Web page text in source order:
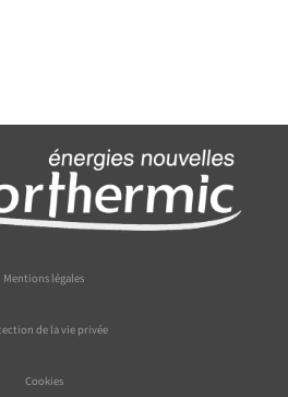
Mentions légales
de la vie privée
Cookies